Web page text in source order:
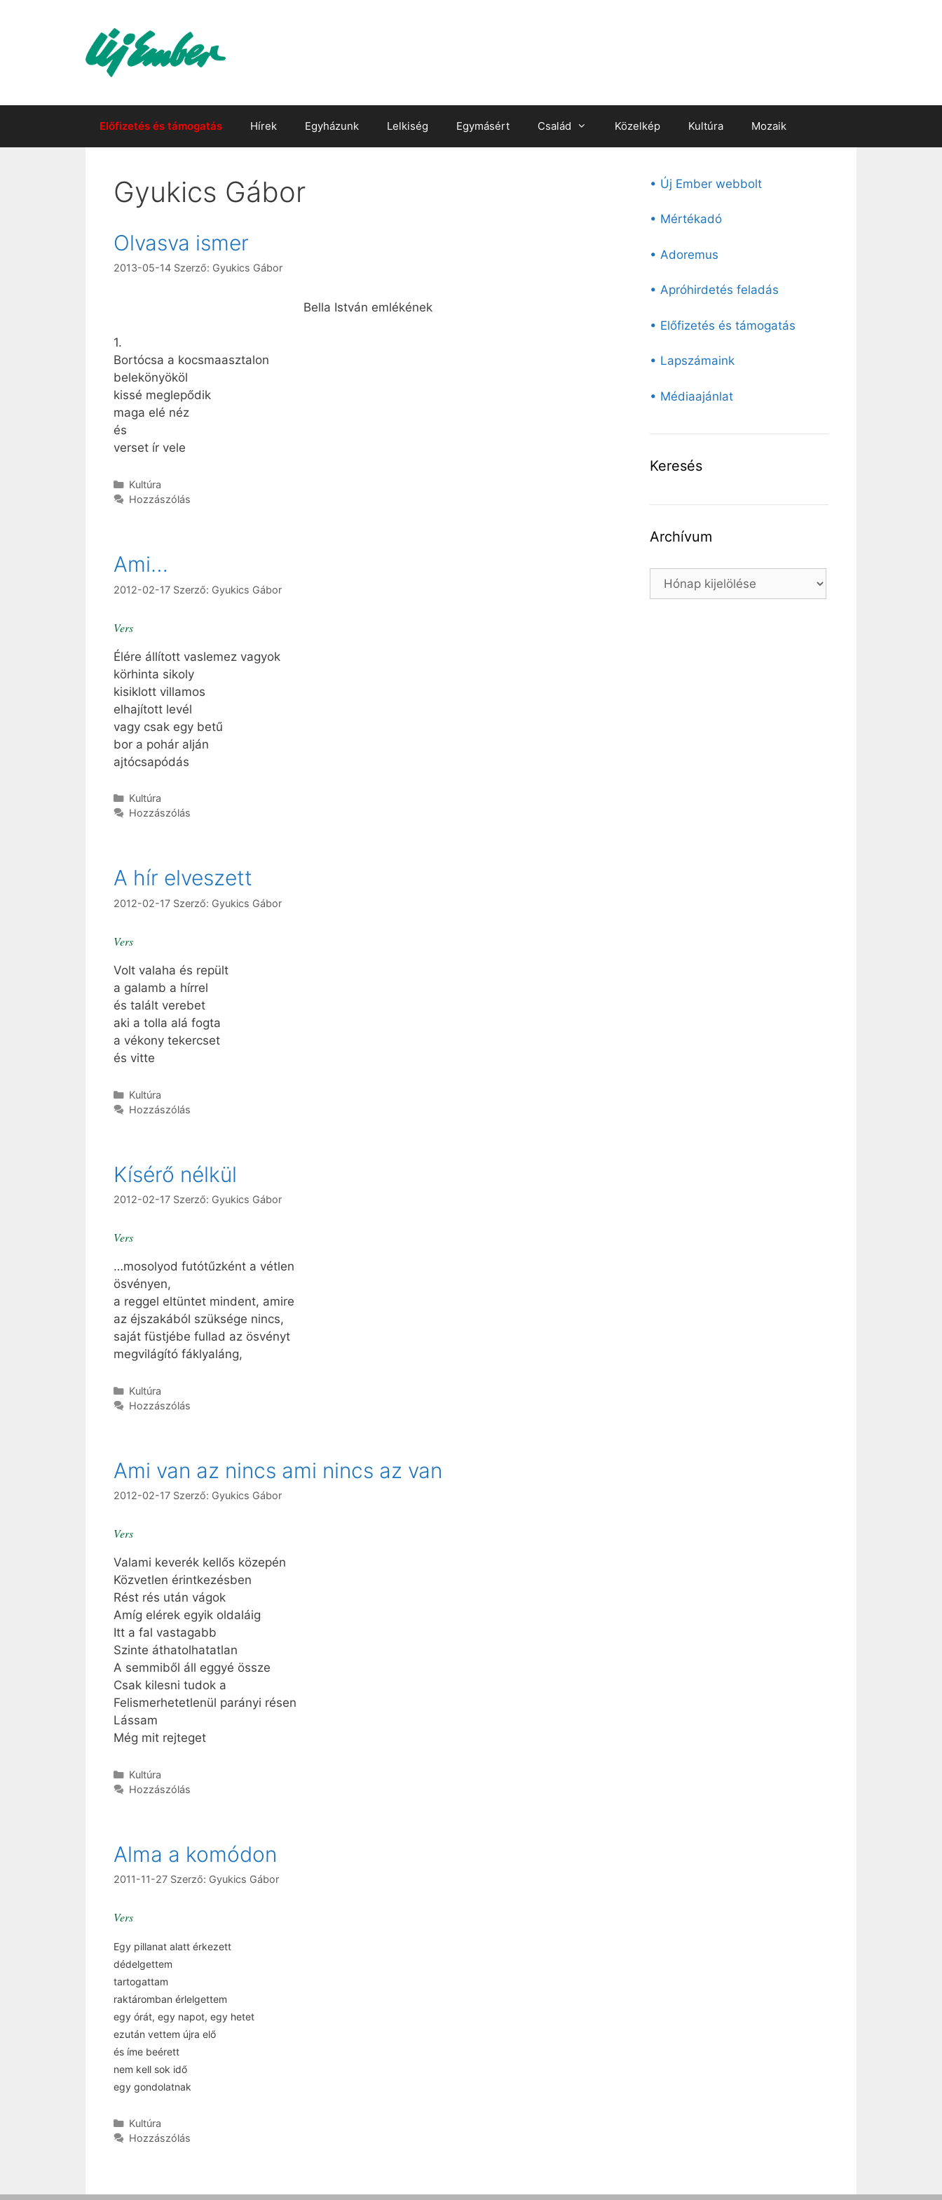
Előfizetés és támogatás Hírek Egyházunk Lelkiség Egymásért Család Közelkép Kultúra Mozaik
Gyukics Gábor
Olvasva ismer
2013-05-14 Szerző: Gyukics Gábor
Bella István emlékének
1.
Bortócsa a kocsmaasztalon
belekönyököl
kissé meglepődik
maga elé néz
és
verset ír vele
Kategória
Kultúra
Hozzászólás
Ami…
2012-02-17 Szerző: Gyukics Gábor
Vers
Élére állított vaslemez vagyok
körhinta sikoly
kisiklott villamos
elhajított levél
vagy csak egy betű
bor a pohár alján
ajtócsapódás
Kategória
Kultúra
Hozzászólás
A hír elveszett
2012-02-17 Szerző: Gyukics Gábor
Vers
Volt valaha és repült
a galamb a hírrel
és talált verebet
aki a tolla alá fogta
a vékony tekercset
és vitte
Kategória
Kultúra
Hozzászólás
Kísérő nélkül
2012-02-17 Szerző: Gyukics Gábor
Vers
…mosolyod futótűzként a vétlen
ösvényen,
a reggel eltüntet mindent, amire
az éjszakából szüksége nincs,
saját füstjébe fullad az ösvényt
megvilágító fáklyaláng,
Kategória
Kultúra
Hozzászólás
Ami van az nincs ami nincs az van
2012-02-17 Szerző: Gyukics Gábor
Vers
Valami keverék kellős közepén
Közvetlen érintkezésben
Rést rés után vágok
Amíg elérek egyik oldaláig
Itt a fal vastagabb
Szinte áthatolhatatlan
A semmiből áll eggyé össze
Csak kilesni tudok a
Felismerhetetlenül parányi résen
Lássam
Még mit rejteget
Kategória
Kultúra
Hozzászólás
Alma a komódon
2011-11-27 Szerző: Gyukics Gábor
Vers
Egy pillanat alatt érkezett
dédelgettem
tartogattam
raktáromban érlelgettem
egy órát, egy napot, egy hetet
ezután vettem újra elő
és íme beérett
nem kell sok idő
egy gondolatnak
Kategória
Kultúra
Hozzászólás
• Új Ember webbolt
• Mértékadó
• Adoremus
• Apróhirdetés feladás
• Előfizetés és támogatás
• Lapszámaink
• Médiaajánlat
Keresés
Archívum
Archívum